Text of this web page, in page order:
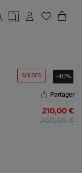
SOLDES -40%
Partager
210,00 €